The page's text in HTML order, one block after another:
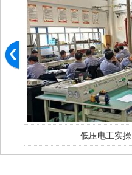
低压电工实操